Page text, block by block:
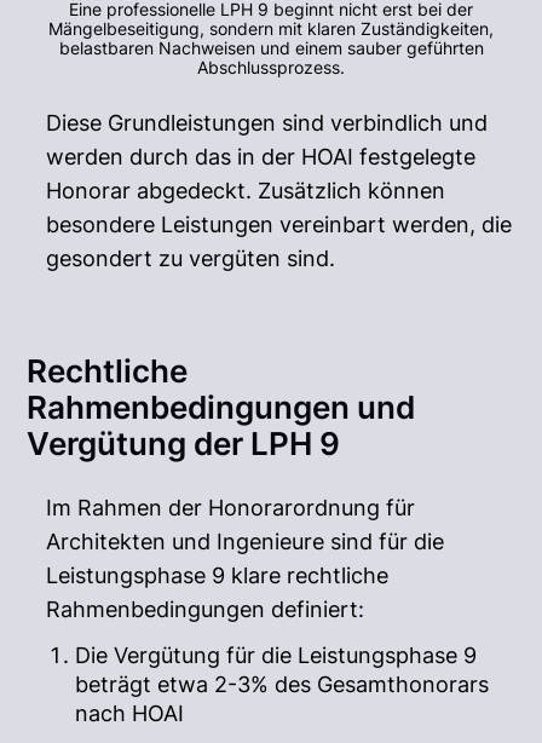
Eine professionelle LPH 9 beginnt nicht erst bei der
Mängelbeseitigung, sondern mit klaren Zuständigkeiten,
belastbaren Nachweisen und einem sauber geführten
Abschlussprozess.
Diese Grundleistungen sind verbindlich und
werden durch das in der HOAI festgelegte
Honorar abgedeckt. Zusätzlich können
besondere Leistungen vereinbart werden, die
gesondert zu vergüten sind.
Rechtliche
Rahmenbedingungen und
Vergütung der LPH 9
Im Rahmen der Honorarordnung für
Architekten und Ingenieure sind für die
Leistungsphase 9 klare rechtliche
Rahmenbedingungen definiert:
Die Vergütung für die Leistungsphase 9
beträgt etwa 2-3% des Gesamthonorars
nach HOAI